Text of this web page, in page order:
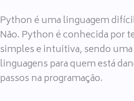
Python é uma linguagem
Não. Python é conhecida por
simples e intuitiva, sendo
linguagens para quem está
passos na programação.